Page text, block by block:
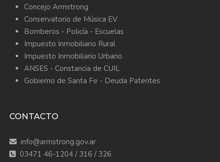
Concejo Armstrong
Conservatorio de Música EV
Bomberos - Policía - Escuelas
Impuesto Inmobiliario Rural
Impuesto Inmobiliario Urbano
ANSES - Constancia de CUIL
Gobierno de Santa Fe - Deuda Patentes
CONTACTO
info@armstrong.gov.ar
03471 46-1204 / 316 / 326